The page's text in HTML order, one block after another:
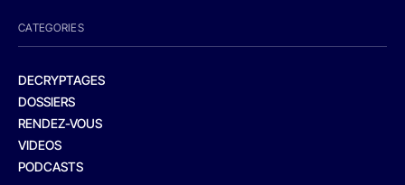
CATEGORIES
DECRYPTAGES
DOSSIERS
RENDEZ-VOUS
VIDEOS
PODCASTS